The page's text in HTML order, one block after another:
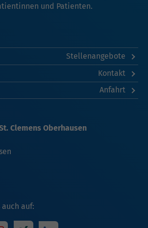
und Patienten.
Stellenangebote
Kontakt
Anfahrt
auch auf:
Clemens Oberhausen